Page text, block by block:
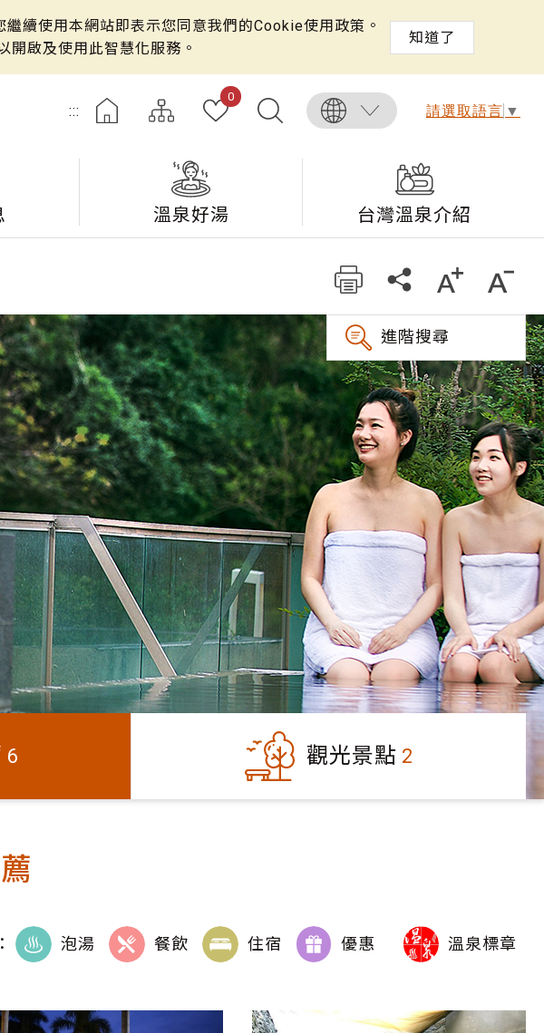
續使用本網站即表示您同意我們的Cookie使用政策。
開啟及使用此智慧化服務。
知道了
:::
0
請選取語言 ▼
溫泉好湯 台灣溫泉介紹
進階搜尋
6 觀光景點 2
泡湯 餐飲 住宿 優惠 溫泉標章